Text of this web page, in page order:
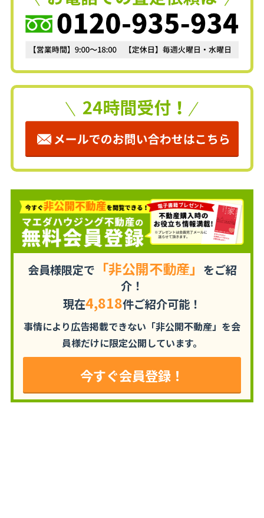
会員様限定で 「非公開不動産」 をご紹
介！
現在4,818件ご紹介可能！
事情により広告掲載できない「非公開不動産」を会
員様だけに限定公開しています。
今すぐ会員登録！